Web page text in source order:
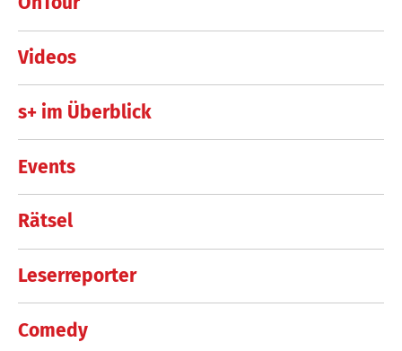
Videos
s+ im Überblick
Events
Rätsel
Leserreporter
Comedy